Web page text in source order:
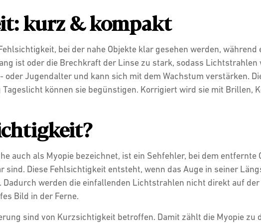
kurz & kompakt
bei der nahe Objekte klar gesehen werden,
ist oder die Brechkraft der Linse zu stark, sodass
oder Jugendalter und kann sich mit dem Wachstum verstärken.
können sie begünstigen. Korrigiert wird sie mit Brillen,
auch als Myopie bezeichnet, ist ein Sehfehler, bei dem
sind. Diese Fehlsichtigkeit entsteht, wenn das Auge in seiner
werden die einfallenden Lichtstrahlen nicht direkt auf
Bild in der Ferne.
sind von Kurzsichtigkeit betroffen. Damit zählt die Myopie zu